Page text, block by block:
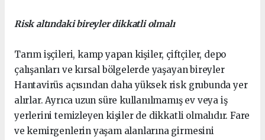
Risk altındaki bireyler dikkatli olmalı
Tarım işçileri, kamp yapan kişiler, çiftçiler, depo
çalışanları ve kırsal bölgelerde yaşayan bireyler
Hantavirüs açısından daha yüksek risk grubunda yer
alırlar. Ayrıca uzun süre kullanılmamış ev veya iş
yerlerini temizleyen kişiler de dikkatli olmalıdır. Fare
ve kemirgenlerin yaşam alanlarına girmesini